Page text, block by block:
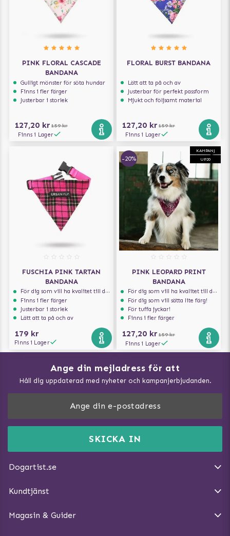
PINK FLORAL CASCADE
BANDANA
Gulligt mönster för söta hundar
Finns i fler färger
Justerbar i storlek
127,20 kr 159 kr
Finns i Lager
FLORAL BURST BANDANA
Lätt att ta på och av
Justerbar för perfekt passform
Mjukt och följsamt material
127,20 kr 159 kr
Finns i Lager
FUSCHIA PINK TARTAN
BANDANA
För dig som vill ha kvalitet till din hund!
Finns i fler färger
Justerbar i storlek
Lätt att ta på och av
179 kr
Finns i Lager
KAMPANJ
UP20
-20%
PINK LEOPARD PRINT
BANDANA
För dig som vill ha kvalitet till din hund!
För dig som vill sätta lite färg!
För tuffa jyckar!
Finns i fler färger
127,20 kr 159 kr
Finns i Lager
Ange din mejladress för att
Håll dig uppdaterad med nyheter och kampanjerbjudanden.
SKICKA IN
Dogartist.se
DogArtist.se drivs av:
E-post:info@dogartist.se
Kundtjänst
Ångra Köp
Magasin & Guider
Vad kan hundar äta?
Träna Nose Work hemma
Så gör du promenaden roligare
Hundbäddar